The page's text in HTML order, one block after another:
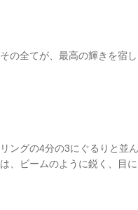
その全てが、最高の輝きを宿
リングの4分の3にぐるりと並
は、ビームのように鋭く、目